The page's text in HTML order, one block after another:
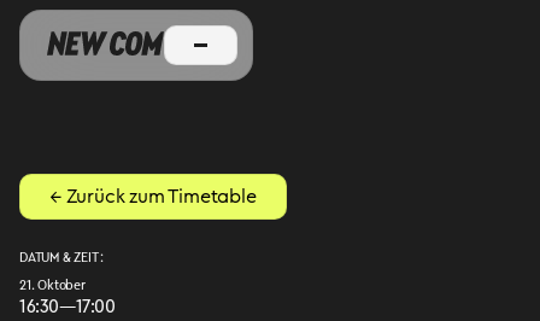
← Zurück zum Timetable
DATUM & ZEIT :
21. Oktober
16:30—17:00